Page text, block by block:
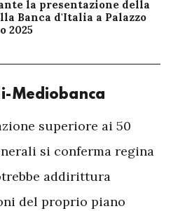
la presentazione della
Banca d'Italia a Palazzo
2025
Mediobanca
superiore ai 50
si conferma regina
addirittura
del proprio piano